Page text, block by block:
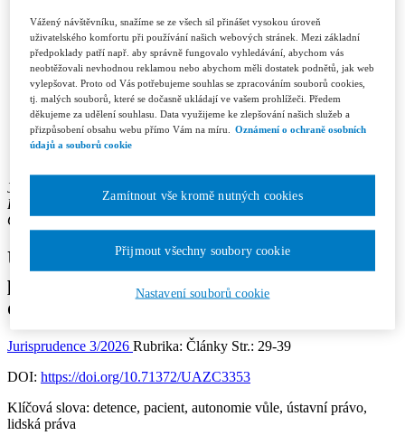
Publikační kritéria
Rubriky
Vzory citací
Recenzní řízení
Etický kodex
Licenční a honorářové podmínky
Redakce
Kontakty
Jan Grepl
Pracoviště autora: Právnické fakulta Univerzity Palackého v
Olomouci
Ústavněprávní východiska ochrany
pacienta coby slabší strany v rámci
detence
Jurisprudence 3/2026 Rubrika: Články Str.: 29-39
DOI: https://doi.org/10.71372/UAZC3353
Klíčová slova: detence, pacient, autonomie vůle, ústavní právo,
lidská práva
Vážený návštěvníku, snažíme se ze všech sil přinášet vysokou úroveň
uživatelského komfortu při používání našich webových stránek. Mezi základní
předpoklady patří např. aby správně fungovalo vyhledávání, abychom vás
neobtěžovali nevhodnou reklamou nebo abychom měli dostatek podnětů, jak web
vylepšovat. Proto od Vás potřebujeme souhlas se zpracováním souborů cookies,
tj. malých souborů, které se dočasně ukládají ve vašem prohlížeči. Předem
děkujeme za udělení souhlasu. Data využijeme ke zlepšování našich služeb a
přizpůsobení obsahu webu přímo Vám na míru.
Oznámení o ochraně osobních
údajů a souborů cookie
Nastavení souborů cookie
Zamítnout vše kromě nutných cookies
Přijmout všechny soubory cookie